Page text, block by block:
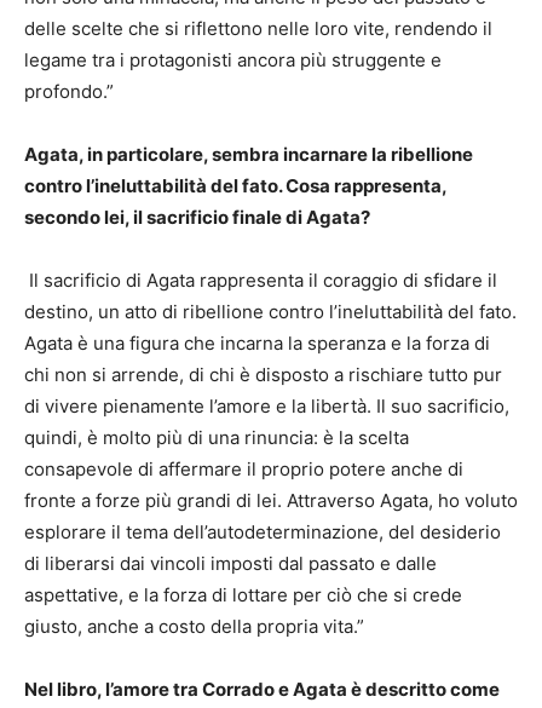
delle scelte che si riflettono nelle loro vite, rendendo il
legame tra i protagonisti ancora più struggente e
profondo.”
Agata, in particolare, sembra incarnare la ribellione
contro l’ineluttabilità del fato. Cosa rappresenta,
secondo lei, il sacrificio finale di Agata?
Il sacrificio di Agata rappresenta il coraggio di sfidare il
destino, un atto di ribellione contro l’ineluttabilità del fato.
Agata è una figura che incarna la speranza e la forza di
chi non si arrende, di chi è disposto a rischiare tutto pur
di vivere pienamente l’amore e la libertà. Il suo sacrificio,
quindi, è molto più di una rinuncia: è la scelta
consapevole di affermare il proprio potere anche di
fronte a forze più grandi di lei. Attraverso Agata, ho voluto
esplorare il tema dell’autodeterminazione, del desiderio
di liberarsi dai vincoli imposti dal passato e dalle
aspettative, e la forza di lottare per ciò che si crede
giusto, anche a costo della propria vita.”
Nel libro, l’amore tra Corrado e Agata è descritto come